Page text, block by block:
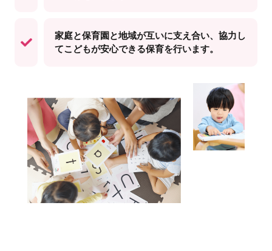
家庭と保育園と地域が互いに支え合い、協力し
てこどもが安心できる保育を行います。